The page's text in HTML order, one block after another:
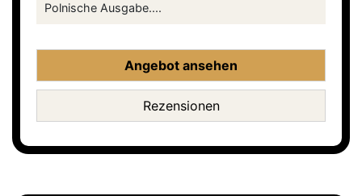
Polnische Ausgabe....
Angebot ansehen
Rezensionen